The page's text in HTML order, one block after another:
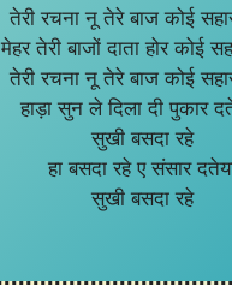
तेरी रचना नू तेरे बाज कोई
मेहर तेरी बाजों दाता होर कोई
तेरी रचना नू तेरे बाज कोई
हाड़ा सुन ले दिला दी पुकार
सुखी बसदा रहे
हा बसदा रहे ए संसार
सुखी बसदा रहे